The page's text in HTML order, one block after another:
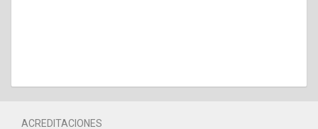
ACREDITACIONES